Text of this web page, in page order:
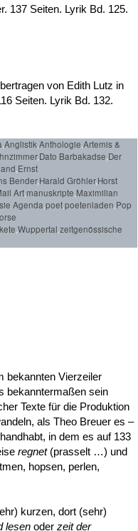
137 Seiten. Lyrik Bd. 125.
von Edith Lutz in
Seiten. Lyrik Bd. 132.
,Anglistik,Anthologie,Artemis &
,Dato Barbakadse,Der
,Ernst
Bender,Harald Gröhler,Horst
Art,manuskripte,Maximilian
Agenda,poet,poetenladen,Pop
,Wuppertal,zeitgenössische
bekannten Vierzeiler
bekanntermaßen sein
Texte für die Produktion
als Theo Breuer es –
handhabt, in dem es auf 133
regnet (prasselt …) und
hopsen, perlen,
kurzen, dort (sehr)
lesen oder zeit der